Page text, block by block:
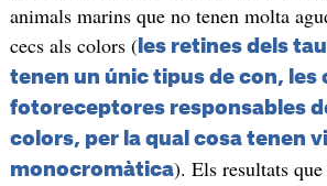
animals marins que no tenen molta
cecs als colors (les retines dels
tenen un únic tipus de con, les
fotoreceptores responsables
colors, per la qual cosa tenen
monocromàtica). Els resultats